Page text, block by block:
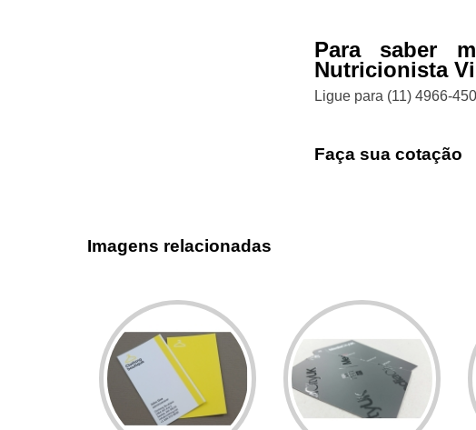
Para saber
Nutricionista
Ligue para (11) 4966-
Faça sua cotação
Imagens relacionadas